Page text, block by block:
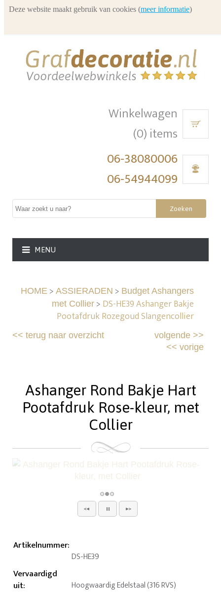
Winkelwagen
(0) items
06-38080006
06-54944099
Zoeken
MENU
HOME> ASSIERADEN > Budget Ashangers
met Collier> DS-HE39 Ashanger Bakje
Pootafdruk Rozegoud Slangencollier
<<terug naar overzicht volgende>>
<< vorige
Ashanger Rond Bakje Hart
Pootafdruk Rose-kleur, met
Collier
Artikelnummer:
DS-HE39
Vervaardigd
uit: Hoogwaardig Edelstaal (316 RVS)
Deze website maakt gebruik van cookies (meer informatie)